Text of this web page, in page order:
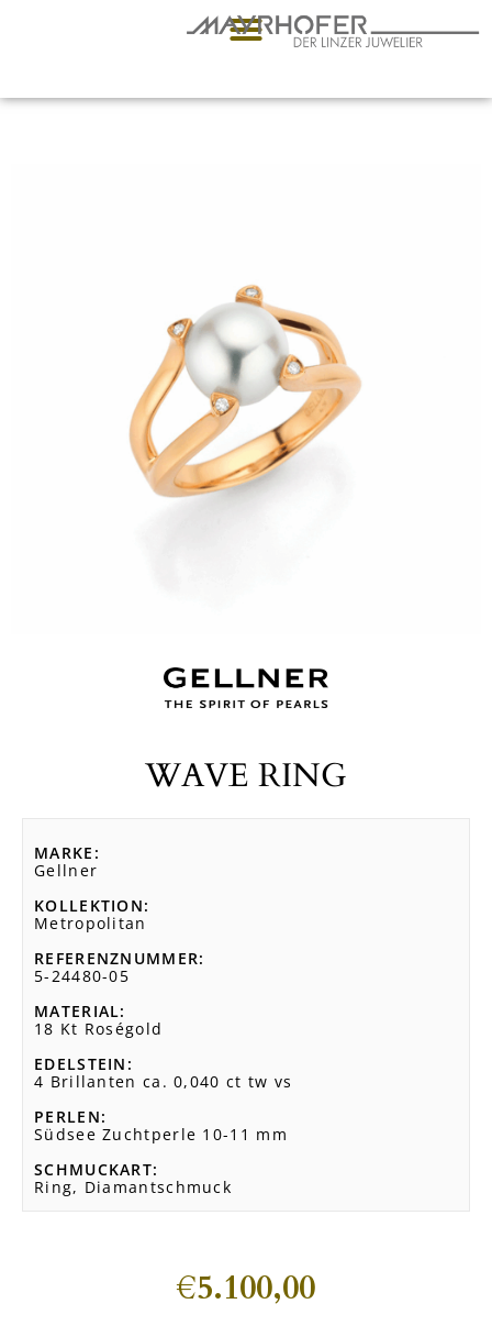
WAVE RING
MARKE
Gellner
KOLLEKTION
Metropolitan
REFERENZNUMMER
5-24480-05
MATERIAL
18 Kt Roségold
EDELSTEIN
4 Brillanten ca. 0,040 ct tw vs
PERLEN
Südsee Zuchtperle 10-11 mm
SCHMUCKART
Ring, Diamantschmuck
€5.100,00